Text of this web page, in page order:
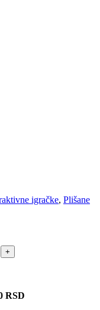
igračke, Plišane
RSD